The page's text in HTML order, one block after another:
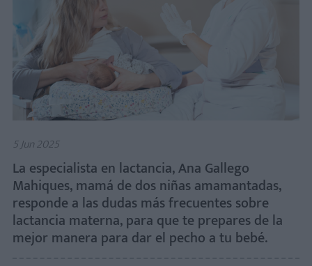
5 Jun 2025
La especialista en lactancia, Ana Gallego
Mahiques, mamá de dos niñas amamantadas,
responde a las dudas más frecuentes sobre
lactancia materna, para que te prepares de la
mejor manera para dar el pecho a tu bebé.